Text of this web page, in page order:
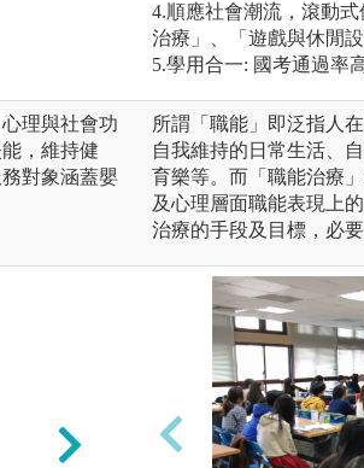
4.順應社會潮流，滾動
治療」、「遊戲與休閒
5.學用合一: 國考通過率
理與社會功
，維持健
對象涵蓋嬰
所謂「職能」即泛指人
自我維持的日常生活、
育樂等。而「職能治療
及心理層面職能表現上
治療的手段及目標，必